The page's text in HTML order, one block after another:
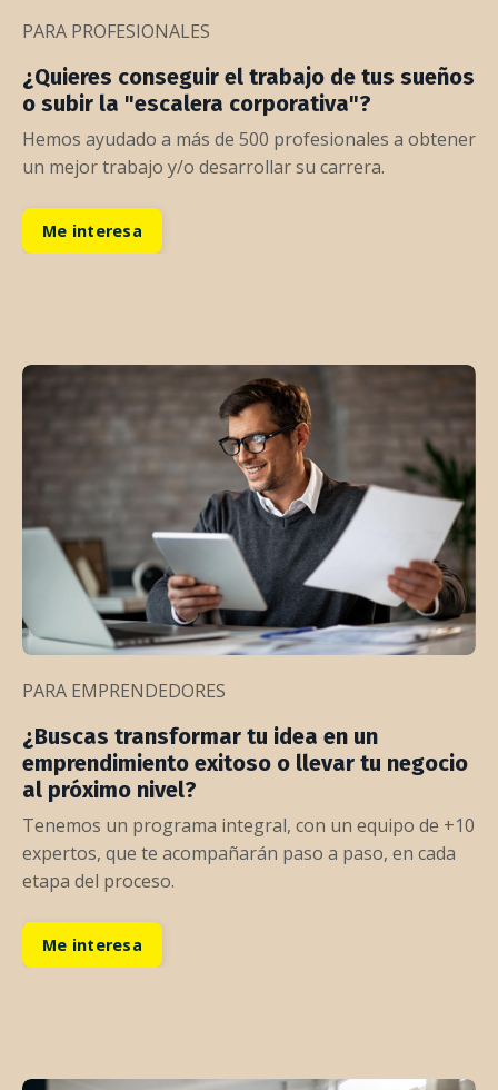
PARA PROFESIONALES
¿Quieres conseguir el trabajo de tus sueños
o subir la "escalera corporativa"?
Hemos ayudado a más de 500 profesionales a obtener
un mejor trabajo y/o desarrollar su carrera.
Me interesa
PARA EMPRENDEDORES
¿Buscas transformar tu idea en un
emprendimiento exitoso o llevar tu negocio
al próximo nivel?
Tenemos un programa integral, con un equipo de +10
expertos, que te acompañarán paso a paso, en cada
etapa del proceso.
Me interesa